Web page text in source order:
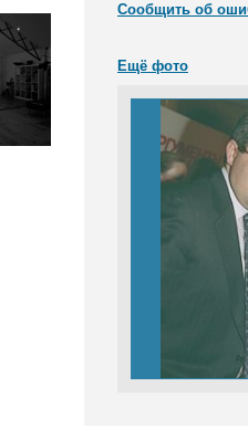
Сообщить об
Ещё фото